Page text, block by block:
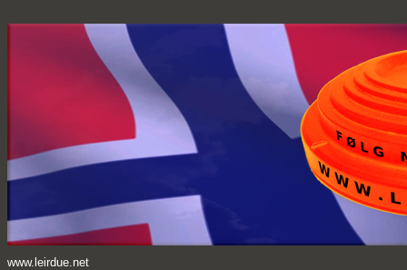
www.leirdue.net